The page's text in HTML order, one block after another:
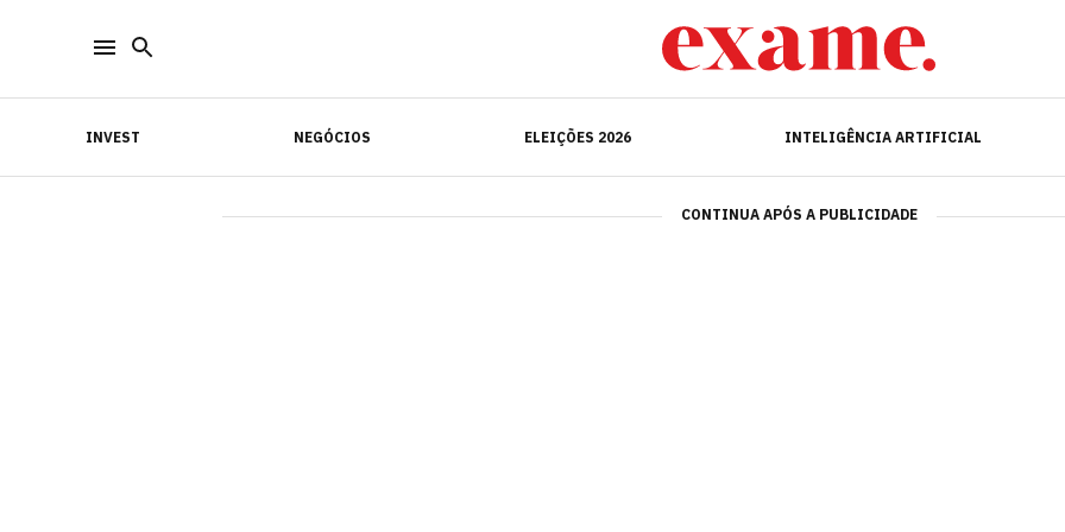
INVEST NEGÓCIOS ELEIÇÕES 2026 INTELIGÊNCIA ARTIFICIAL
INVEST INTELIGÊNCIA ARTIFICIAL
CONTINUA APÓS A PUBLICIDADE